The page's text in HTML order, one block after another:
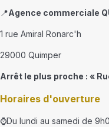
📍Agence commerciale
1 rue Amiral Ronarc'h
29000 Quimper
Arrêt le plus proche : «
Horaires d'ouverture
⌚Du lundi au samedi de